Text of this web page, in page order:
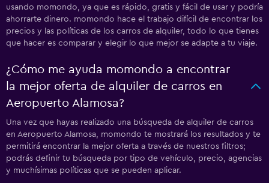
usando momondo, ya que es rápido, gratis y fácil de usar y podría
ahorrarte dinero. momondo hace el trabajo difícil de encontrar los
precios y las políticas de los carros de alquiler, todo lo que tienes
que hacer es comparar y elegir lo que mejor se adapte a tu viaje.
¿Cómo me ayuda momondo a encontrar
la mejor oferta de alquiler de carros en
Aeropuerto Alamosa?
Una vez que hayas realizado una búsqueda de alquiler de carros
en Aeropuerto Alamosa, momondo te mostrará los resultados y te
permitirá encontrar la mejor oferta a través de nuestros filtros;
podrás definir tu búsqueda por tipo de vehículo, precio, agencias
y muchísimas políticas que se pueden aplicar.